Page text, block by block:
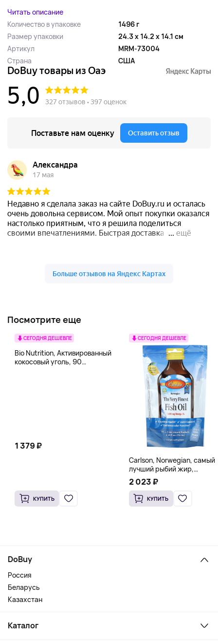
Читать описание
Количество в упаковке
1496 г
Размер упаковки
24.3 x 14.2 x 14.1 см
Артикул
MRM-73004
Страна
США
Посмотрите еще
СЕГОДНЯ ДЕШЕВЛЕ
Bio Nutrition, Активированный
кокосовый уголь, 90
1 379 ₽
КУПИТЬ
СЕГОДНЯ ДЕШЕВЛЕ
Carlson, Norwegian, самый
лучший рыбий жир,
натуральный лимон, 15
пакетиков (5 мл) каждый
2 023 ₽
КУПИТЬ
DoBuy
Россия
Беларусь
Казахстан
Каталог